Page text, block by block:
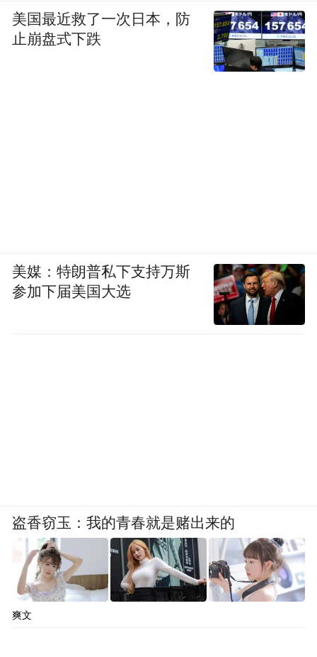
美国最近救了一次日本，防
止崩盘式下跌
美媒：特朗普私下支持万斯
参加下届美国大选
盗香窃玉：我的青春就是赌出来的
爽文